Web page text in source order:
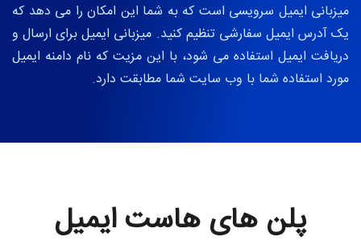
میزبانی ایمیل سرویسی است که به شما این امکان را می دهد که
یک آدرس ایمیل سفارشی تنظیم کنید. میزبانی ایمیل برای ارسال و
دریافت ایمیل استفاده می شود، با این مزیت که نام دامنه ایمیل
مورد استفاده شما با وب سایت شما مطابقت دارد.
پلن های هاست ایمیل